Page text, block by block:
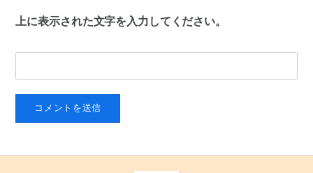
上に表示された文字を入力してください。